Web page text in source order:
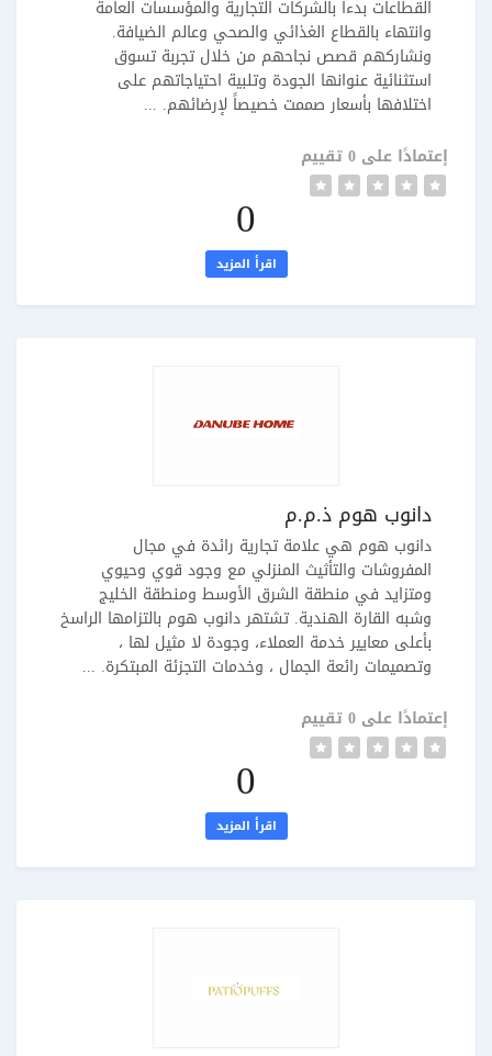
القطاعات بدءاً بالشركات التجارية والمؤسسات العامة
وانتهاء بالقطاع الغذائي والصحي وعالم الضيافة.
ونشاركهم قصص نجاحهم من خلال تجربة تسوق
استثنائية عنوانها الجودة وتلبية احتياجاتهم على
اختلافها بأسعار صممت خصيصاً لإرضائهم. ...
إعتمادًا على 0 تقييم
0
اقرأ المزيد
دانوب هوم ذ.م.م
دانوب هوم هي علامة تجارية رائدة في مجال
المفروشات والتأثيث المنزلي مع وجود قوي وحيوي
ومتزايد في منطقة الشرق الأوسط ومنطقة الخليج
وشبه القارة الهندية. تشتهر دانوب هوم بالتزامها الراسخ
بأعلى معايير خدمة العملاء، وجودة لا مثيل لها ،
وتصميمات رائعة الجمال ، وخدمات التجزئة المبتكرة. ...
إعتمادًا على 0 تقييم
0
اقرأ المزيد